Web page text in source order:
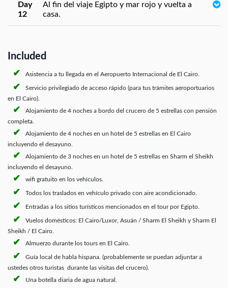
Day
12
Al fin del viaje Egipto y mar rojo y vuelta a
casa.
Included
Asistencia a tu llegada en el Aeropuerto Internacional de El Cairo.
Servicio privilegiado de acceso rápido (para tus trámites aeroportuarios
en El Cairo).
Alojamiento de 4 noches a bordo del crucero de 5 estrellas con pensión
completa.
Alojamiento de 4 noches en un hotel de 5 estrellas en El Cairo
incluyendo el desayuno.
Alojamiento de 3 noches en un hotel de 5 estrellas en Sharm el Sheikh
incluyendo el desayuno.
wifi gratuito en los vehículos.
Todos los traslados en vehículo privado con aire acondicionado.
Entradas a los sitios turísticos mencionados en el tour por Egipto.
Vuelos domésticos: El Cairo/Luxor, Asuán / Sharm El Sheikh y Sharm El
Sheikh / El Cairo.
Almuerzo durante los tours en El Cairo.
Guía local de habla hispana. (probablemente se puedan adjuntar a
ustedes otros turistas durante las visitas del crucero).
Una botella diaria de agua natural.